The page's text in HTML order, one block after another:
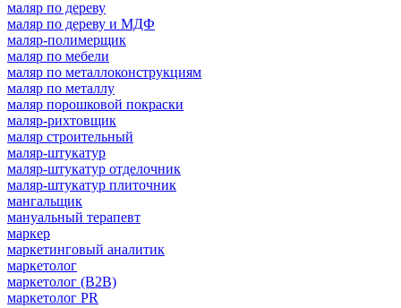
маляр по дереву
маляр по дереву и МДФ
маляр-полимерщик
маляр по мебели
маляр по металлоконструкциям
маляр по металлу
маляр порошковой покраски
маляр-рихтовщик
маляр строительный
маляр-штукатур
маляр-штукатур отделочник
маляр-штукатур плиточник
мангальщик
мануальный терапевт
маркер
маркетинговый аналитик
маркетолог
маркетолог (B2B)
маркетолог PR